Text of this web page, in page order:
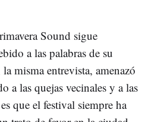
Sound sigue
a las palabras de su
misma entrevista, amenazó
a las quejas vecinales y a las
que el festival siempre ha